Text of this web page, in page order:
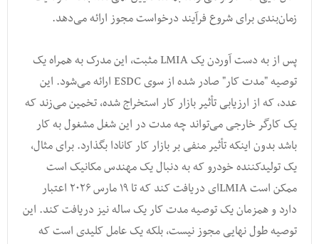
زمان‌بندی برای شروع فرآیند درخواست مجوز ارائه می‌دهد.
پس از به دست آوردن یک LMIA مثبت، این مدرک به همراه یک
توصیه "مدت کار" صادر شده از سوی ESDC ارائه می‌شود. این
عدد، که از ارزیابی تأثیر بازار کار استخراج شده، تخمین می‌زند که
یک کارگر خارجی می‌تواند چه مدت در این شغل مشغول به کار
باشد بدون اینکه تأثیر منفی بر بازار کار کانادا بگذارد. برای مثال،
یک تولیدکننده خودرو که به دنبال یک مهندس مکانیک است
ممکن است LMIA‌ای دریافت کند که تا ۱۹ مارس ۲۰۲۶ اعتبار
دارد و همزمان یک توصیه مدت کار یک ساله نیز دریافت کند. این
توصیه طول نهایی مجوز نیست، بلکه یک عامل کلیدی است که